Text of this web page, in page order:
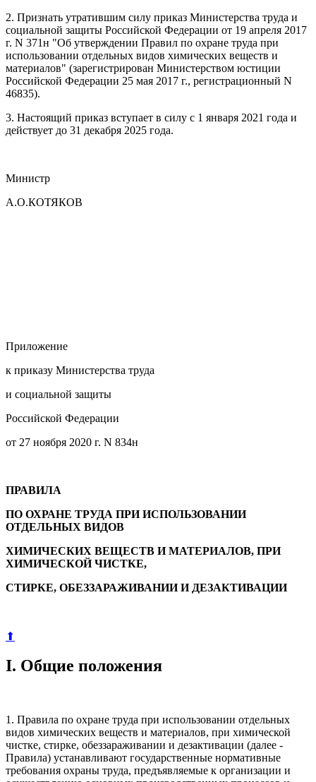
2. Признать утратившим силу приказ Министерства труда и
социальной защиты Российской Федерации от 19 апреля 2017
г. N 371н "Об утверждении Правил по охране труда при
использовании отдельных видов химических веществ и
материалов" (зарегистрирован Министерством юстиции
Российской Федерации 25 мая 2017 г., регистрационный N
46835).
3. Настоящий приказ вступает в силу с 1 января 2021 года и
действует до 31 декабря 2025 года.
Министр
А.О.КОТЯКОВ
Приложение
к приказу Министерства труда
и социальной защиты
Российской Федерации
от 27 ноября 2020 г. N 834н
ПРАВИЛА
ПО ОХРАНЕ ТРУДА ПРИ ИСПОЛЬЗОВАНИИ
ОТДЕЛЬНЫХ ВИДОВ
ХИМИЧЕСКИХ ВЕЩЕСТВ И МАТЕРИАЛОВ, ПРИ
ХИМИЧЕСКОЙ ЧИСТКЕ,
СТИРКЕ, ОБЕЗЗАРАЖИВАНИИ И ДЕЗАКТИВАЦИИ
⬆
I. Общие положения
1. Правила по охране труда при использовании отдельных
видов химических веществ и материалов, при химической
чистке, стирке, обеззараживании и дезактивации (далее -
Правила) устанавливают государственные нормативные
требования охраны труда, предъявляемые к организации и